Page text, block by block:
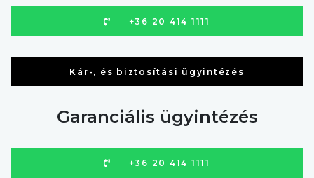
+36 20 414 1111
Kár-, és biztosítási ügyintézés
Garanciális ügyintézés
+36 20 414 1111